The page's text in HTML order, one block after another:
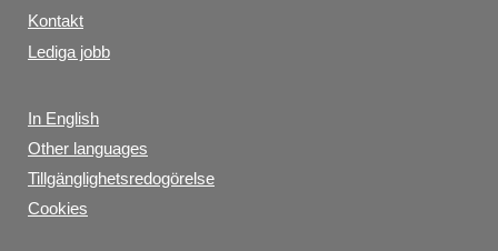
Kontakt
Lediga jobb
In English
Other languages
Tillgänglighetsredogörelse
Cookies